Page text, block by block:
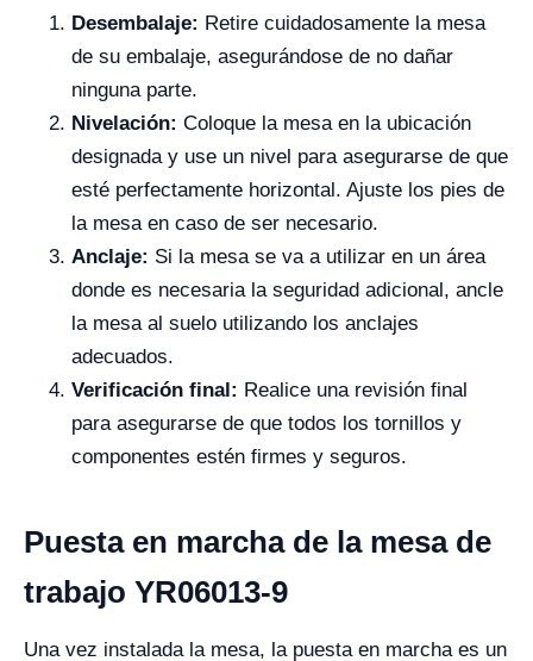
Desembalaje: Retire cuidadosamente la mesa
de su embalaje, asegurándose de no dañar
ninguna parte.
Nivelación: Coloque la mesa en la ubicación
designada y use un nivel para asegurarse de que
esté perfectamente horizontal. Ajuste los pies de
la mesa en caso de ser necesario.
Anclaje: Si la mesa se va a utilizar en un área
donde es necesaria la seguridad adicional, ancle
la mesa al suelo utilizando los anclajes
adecuados.
Verificación final: Realice una revisión final
para asegurarse de que todos los tornillos y
componentes estén firmes y seguros.
Puesta en marcha de la mesa de
trabajo YR06013-9
Una vez instalada la mesa, la puesta en marcha es un